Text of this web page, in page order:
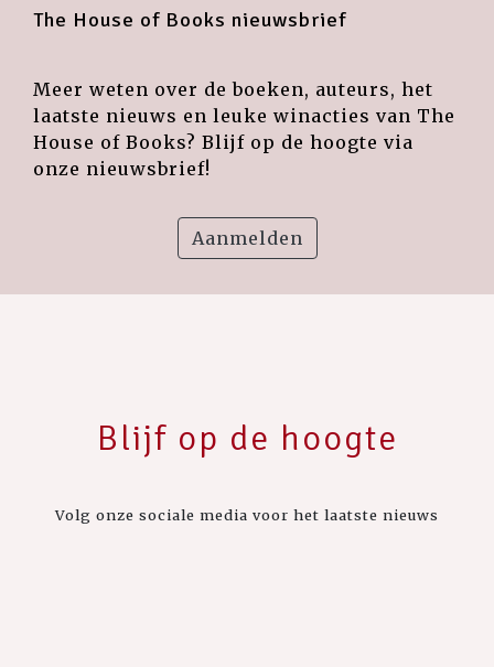
The House of Books nieuwsbrief
Meer weten over de boeken, auteurs, het
laatste nieuws en leuke winacties van The
House of Books? Blijf op de hoogte via
onze nieuwsbrief!
Aanmelden
Blijf op de hoogte
Volg onze sociale media voor het laatste nieuws